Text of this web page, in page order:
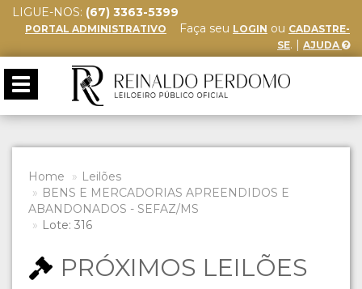
LIGUE-NOS: (67) 3363-5399
PORTAL ADMINISTRATIVO Faça seu LOGIN ou CADASTRE-
SE. | AJUDA
Toggle
navigation
Home
Leilões
BENS E MERCADORIAS APREENDIDOS E
ABANDONADOS - SEFAZ/MS
Lote: 316
PRÓXIMOS LEILÕES